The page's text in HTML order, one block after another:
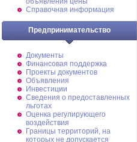
Справочная информация
Предпринимательство
Документы
Финансовая поддержка
Проекты документов
Объявления
Инвестиции
Сведения о предоставленных
льготах
Оценка регулирующего
воздействия
Границы территорий, на
которых не допускается